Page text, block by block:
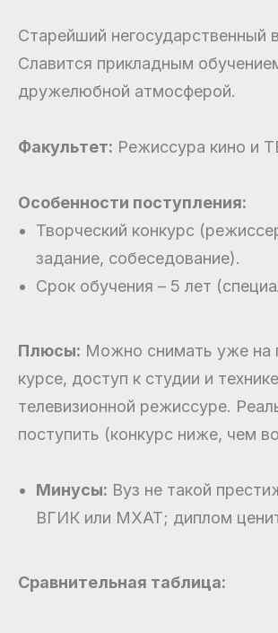
Старейший негосударственный
Славится прикладным
дружелюбной атмосферой.
Факультет: Режиссура кино и
Особенности поступления:
Творческий конкурс
задание, собеседование).
Срок обучения – 5 лет
Плюсы: Можно снимать уже на
курсе, доступ к студии и
телевизионной режиссуре.
поступить (конкурс ниже, чем
Минусы: Вуз не такой
ВГИК или МХАТ; диплом
Сравнительная таблица: